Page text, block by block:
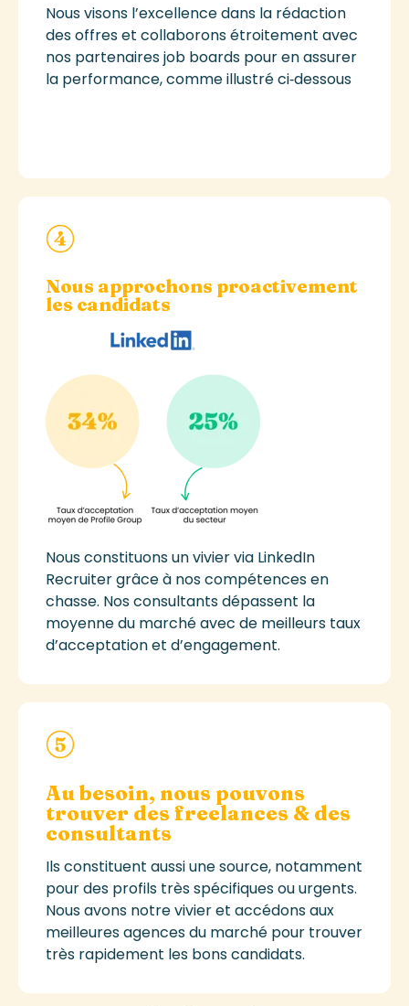
Nous visons l’excellence dans la rédaction
des offres et collaborons étroitement avec
nos partenaires job boards pour en assurer
la performance, comme illustré ci‑dessous
Nous approchons proactivement
les candidats
Nous constituons un vivier via LinkedIn
Recruitergrâce à nos compétences en
chasse. Nos consultants dépassent la
moyenne du marché avec de meilleurs taux
d’acceptation et d’engagement.
Au besoin, nous pouvons
trouver des freelances & des
consultants
Ils constituent aussi une source, notamment
pour des profils très spécifiques ou urgents.
Nous avons notre vivier et accédons aux
meilleures agences du marché pour trouver
très rapidement les bons candidats.